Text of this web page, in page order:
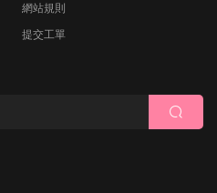
網站規則
提交工單